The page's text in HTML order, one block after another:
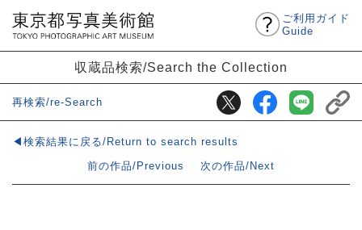
ご利用ガイド
Guide
収蔵品検索/Search the Collection
再検索/re-Search
◀検索結果に戻る/Return to search results
前の作品/Previous
次の作品/Next